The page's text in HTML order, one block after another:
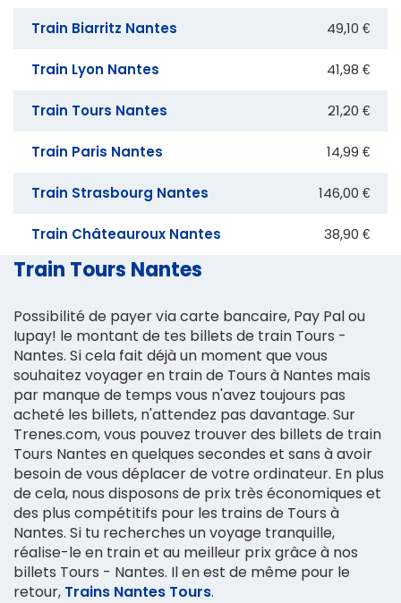
Train Biarritz Nantes 49,10 €
Train Lyon Nantes 41,98 €
Train Tours Nantes 21,20 €
Train Paris Nantes 14,99 €
Train Strasbourg Nantes 146,00 €
Train Châteauroux Nantes 38,90 €
Train Tours Nantes
Possibilité de payer via carte bancaire, Pay Pal ou
Iupay! le montant de tes billets de train Tours -
Nantes. Si cela fait déjà un moment que vous
souhaitez voyager en train de Tours à Nantes mais
par manque de temps vous n'avez toujours pas
acheté les billets, n'attendez pas davantage. Sur
Trenes.com, vous pouvez trouver des billets de train
Tours Nantes en quelques secondes et sans à avoir
besoin de vous déplacer de votre ordinateur. En plus
de cela, nous disposons de prix très économiques et
des plus compétitifs pour les trains de Tours à
Nantes. Si tu recherches un voyage tranquille,
réalise-le en train et au meilleur prix grâce à nos
billets Tours - Nantes. Il en est de même pour le
retour, Trains Nantes Tours.